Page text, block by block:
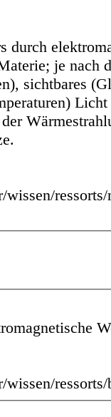
durch
je nach
sichtbares